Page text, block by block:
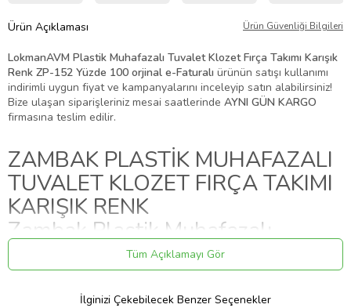
Ürün Açıklaması Ürün Güvenliği Bilgileri
LokmanAVM Plastik Muhafazalı Tuvalet Klozet Fırça Takımı Karışık
Renk ZP-152 Yüzde 100 orjinal e-Faturalı ürünün satışı kullanımı
indirimli uygun fiyat ve kampanyalarını inceleyip satın alabilirsiniz!
Bize ulaşan siparişleriniz mesai saatlerinde AYNI GÜN KARGO
firmasına teslim edilir.
ZAMBAK PLASTİK MUHAFAZALI
TUVALET KLOZET FIRÇA TAKIMI
KARIŞIK RENK
Zambak Plastik Muhafazalı
Tuvalet Klozet Fırça Takımı Karışık
Renk ZP-152
Tüm Açıklamayı Gör
İlginizi Çekebilecek Benzer Seçenekler